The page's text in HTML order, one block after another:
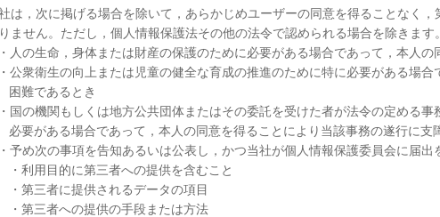
は，次に掲げる場合を除いて，あらかじめユーザーの同意を得ることなく
ません。ただし，個人情報保護法その他の法令で認められる場合を除きます。
人の生命，身体または財産の保護のために必要がある場合であって，本人の
公衆衛生の向上または児童の健全な育成の推進のために特に必要がある場
困難であるとき
国の機関もしくは地方公共団体またはその委託を受けた者が法令の定める事
必要がある場合であって，本人の同意を得ることにより当該事務の遂行に支
予め次の事項を告知あるいは公表し，かつ当社が個人情報保護委員会に届出
・利用目的に第三者への提供を含むこと
・第三者に提供されるデータの項目
・第三者への提供の手段または方法